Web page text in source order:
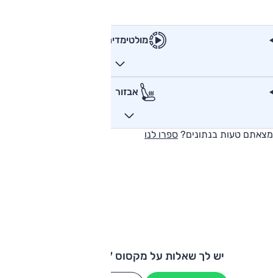
מולטימדיה
אבזור
מצאתם טעות בנתונים? ספרו לנו
יש לך שאלות על מקסוס E-Deliver 7?